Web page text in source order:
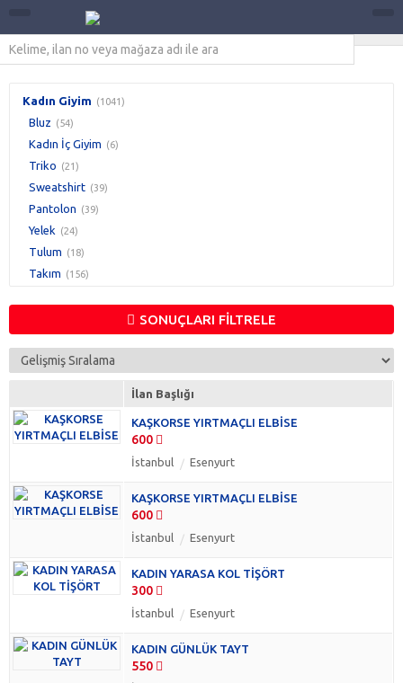
Kadın Giyim (1041)
Bluz (54)
Kadın İç Giyim (6)
Triko (21)
Sweatshirt (39)
Pantolon (39)
Yelek (24)
Tulum (18)
Takım (156)
Kazak
Hırka (9)
Eşofman (24)
Ceket (42)
Kaban (18)
Ferace (3)
Trenç (27)
Abiye (36)
SONUÇLARI FİLTRELE
İlan Başlığı
KAŞKORSE YIRTMAÇLI ELBİSE
600
İstanbul Esenyurt
KAŞKORSE YIRTMAÇLI ELBİSE
600
İstanbul Esenyurt
KADIN YARASA KOL TİŞÖRT
300
İstanbul Esenyurt
KADIN GÜNLÜK TAYT
550